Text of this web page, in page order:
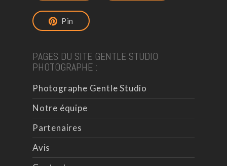
Pin
PAGES DU SITE GENTLE STUDIO
PHOTOGRAPHE :
Photographe Gentle Studio
Notre équipe
Partenaires
Avis